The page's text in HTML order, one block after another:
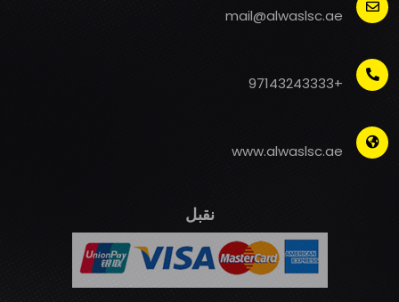
mail@alwaslsc.ae
+97143243333
www.alwaslsc.ae
نقبل